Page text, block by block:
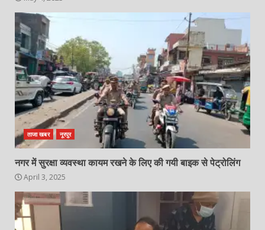
ताजा खबर नूरपुर
नगर में सुरक्षा व्यवस्था कायम रखने के लिए की गयी बाइक से पेट्रोलिंग
April 3, 2025